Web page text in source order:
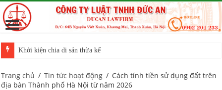
Khởi kiện chia di sản thừa kế
Trang chủ / Tin tức hoạt động / Cách tính tiền sử dụng đất trên
địa bàn Thành phố Hà Nội từ năm 2026